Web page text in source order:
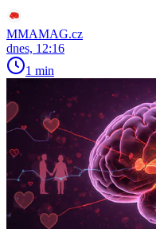
MMAMAG.cz
dnes, 12:16
1 min